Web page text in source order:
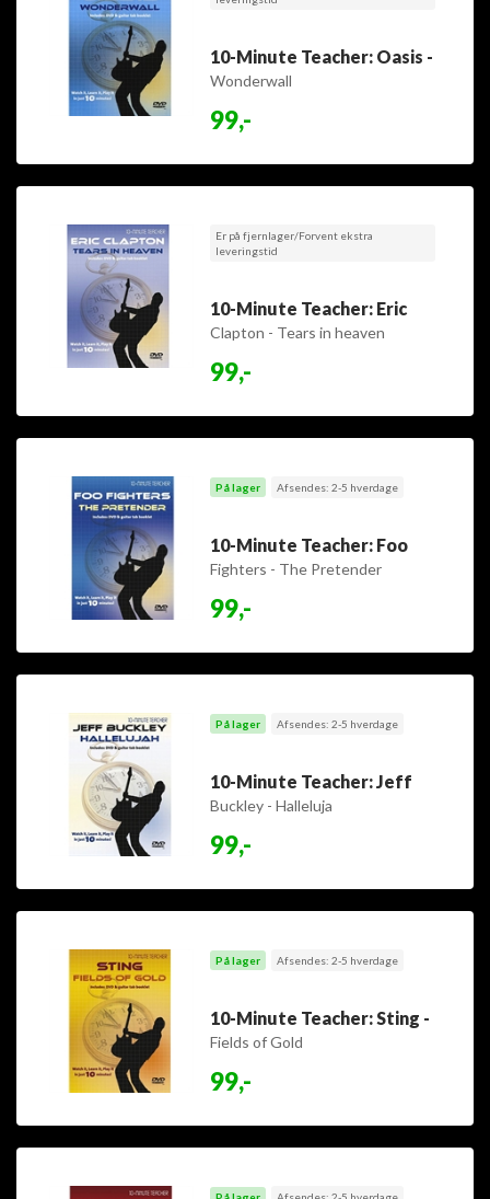
10-Minute Teacher: Oasis -
Wonderwall
99,-
Er på fjernlager/Forvent ekstra
leveringstid
10-Minute Teacher: Eric
Clapton - Tears in heaven
99,-
På lager Afsendes: 2-5 hverdage
10-Minute Teacher: Foo
Fighters - The Pretender
99,-
På lager Afsendes: 2-5 hverdage
10-Minute Teacher: Jeff
Buckley - Halleluja
99,-
På lager Afsendes: 2-5 hverdage
10-Minute Teacher: Sting -
Fields of Gold
99,-